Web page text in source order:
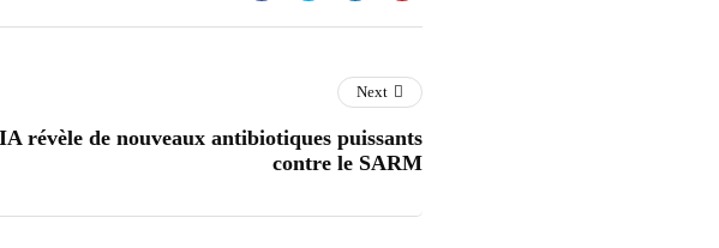
Next
révèle de nouveaux antibiotiques puissants
contre le SARM